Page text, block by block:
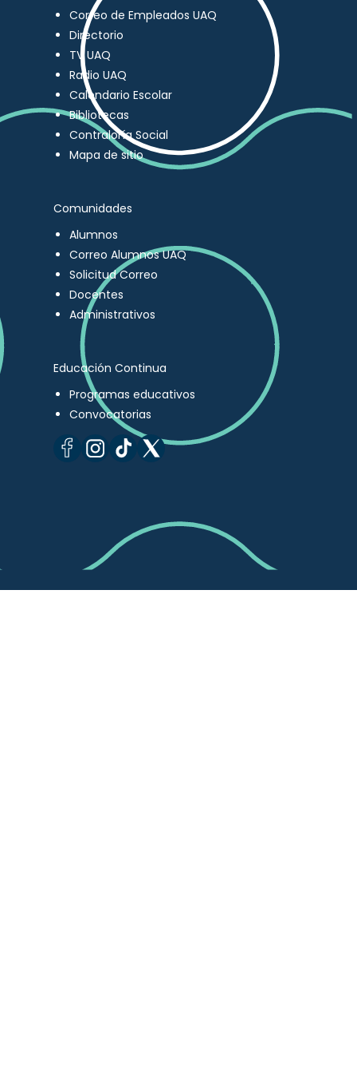
Correo de Empleados UAQ
Directorio
TV UAQ
Radio UAQ
Calendario Escolar
Bibliotecas
Contraloría Social
Mapa de sitio
Comunidades
Alumnos
Correo Alumnos UAQ
Solicitud Correo
Docentes
Administrativos
Educación Continua
Programas educativos
Convocatorias